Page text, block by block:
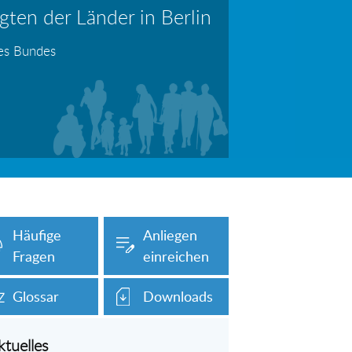
der Länder in Berlin
Bundes
Information: Die Wohngeldstelle darf Nachweise über Bemühungen zur Aufnahme einer Erwerbstätigkeit fordern
unser Onlineformular auf dieser
Häufige
Fragen
Anliegen
einreichen
Glossar Downloads